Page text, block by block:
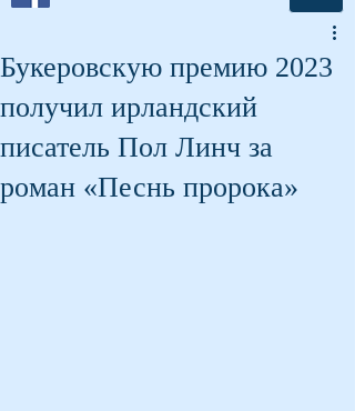
Букеровскую премию 2023
получил ирландский
писатель Пол Линч за
роман «Песнь пророка»